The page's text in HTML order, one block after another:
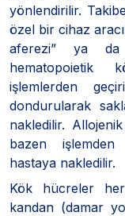
yönlendirilir.
özel bir cihaz
aferezi” ya da
hematopoietik
işlemlerden
dondurularak
nakledilir.
bazen işlemden
hastaya nakledilir.
Kök hücreler
kandan (damar